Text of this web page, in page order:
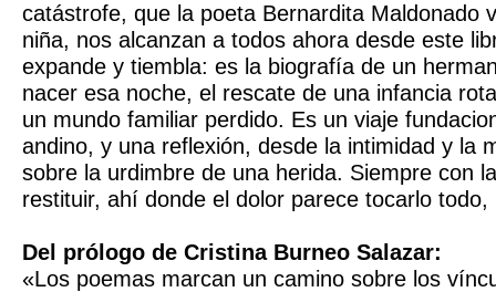
catástrofe, que la poeta Bernardita Maldonado
niña, nos alcanzan a todos ahora desde este
expande y tiembla: es la biografía de un
nacer esa noche, el rescate de una infancia
un mundo familiar perdido. Es un viaje
andino, y una reflexión, desde la intimidad y la
sobre la urdimbre de una herida. Siempre con
restituir, ahí donde el dolor parece tocarlo
Del prólogo de Cristina Burneo Salazar:
«Los poemas marcan un camino sobre los